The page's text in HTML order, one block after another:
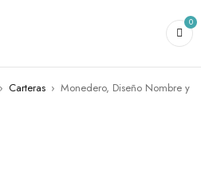
0
› Carteras › Monedero, Diseño Nombre y